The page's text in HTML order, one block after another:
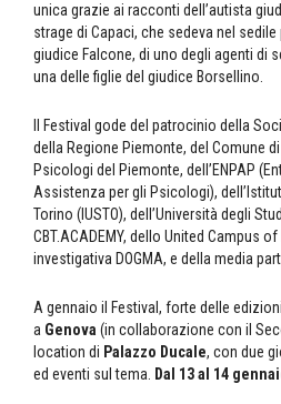
unica grazie ai racconti dell’autista
strage di Capaci, che sedeva nel sedile
giudice Falcone, di uno degli agenti di
una delle figlie del giudice Borsellino.
Il Festival gode del patrocinio della
della Regione Piemonte, del Comune di
Psicologi del Piemonte, dell’ENPAP
Assistenza per gli Psicologi),
Torino (IUSTO), dell’Università degli
CBT.ACADEMY, dello United Campus
investigativa DOGMA, e della media
A gennaio il Festival, forte delle
a Genova (in collaborazione con il
location di Palazzo Ducale, con due
ed eventi sul tema. Dal 13 al 14